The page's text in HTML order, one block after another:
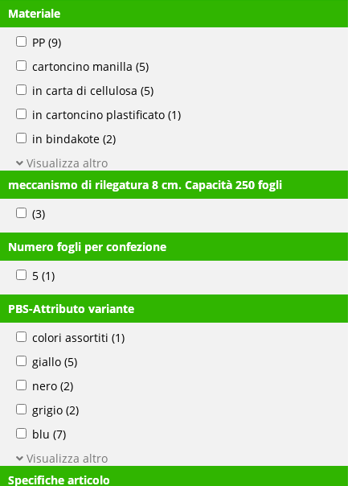
Materiale
PP (9)
cartoncino manilla (5)
in carta di cellulosa (5)
in cartoncino plastificato (1)
in bindakote (2)
Visualizza altro
meccanismo di rilegatura 8 cm. Capacità 250 fogli
(3)
Numero fogli per confezione
5 (1)
PBS-Attributo variante
colori assortiti (1)
giallo (5)
nero (2)
grigio (2)
blu (7)
Visualizza altro
Specifiche articolo